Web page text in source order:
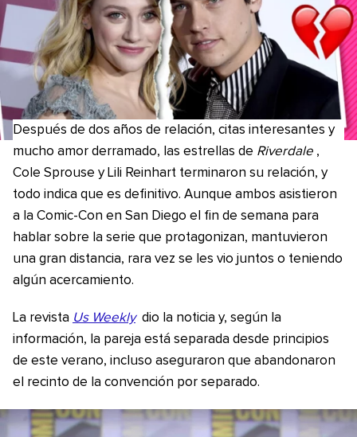
Después de dos años de relación, citas interesantes y
mucho amor derramado, las estrellas de Riverdale ,
Cole Sprouse y Lili Reinhart terminaron su relación, y
todo indica que es definitivo. Aunque ambos asistieron
a la Comic-Con en San Diego el fin de semana para
hablar sobre la serie que protagonizan, mantuvieron
una gran distancia, rara vez se les vio juntos o teniendo
algún acercamiento.
La revista Us Weekly dio la noticia y, según la
información, la pareja está separada desde principios
de este verano, incluso aseguraron que abandonaron
el recinto de la convención por separado.